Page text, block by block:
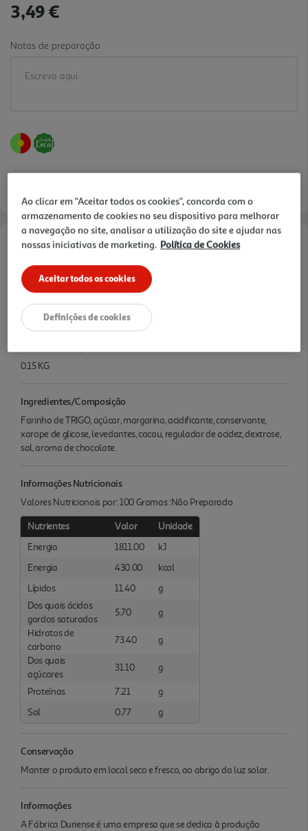
3,49 €
Notas de preparação
Perfeita para adoçar a vida de quem mais gosta!
Características
0.15 KG
Ingredientes/Composição
Farinha de TRIGO, açúcar, margarina, acidificante, conservante,
xarope de glicose, levedantes, cacau, regulador de acidez, dextrose,
sal, aroma de chocolate.
Informações Nutricionais
Valores Nutricionais por: 100 Gramas :Não Preparado
Nutrientes Valor
Unidade
Energia
1811.00
kJ
Energia
430.00
kcal
Lípidos
11.40
g
Dos quais ácidos
gordos saturados
5.70
g
Hidratos de
carbono
73.40
g
Dos quais
açúcares
31.10 g
Proteínas 7.21
g
Sal
0.77 g
Conservação
Manter o produto em local seco e fresco, ao abrigo da luz solar.
Informações
A Fábrica Duriense é uma empresa que se dedica à produção
Ao clicar em "Aceitar todos os cookies", concorda com o
armazenamento de cookies no seu dispositivo para melhorar
a navegação no site, analisar a utilização do site e ajudar nas
nossas iniciativas de marketing. Política de Cookies
Aceitar todos os cookies
Definições de cookies